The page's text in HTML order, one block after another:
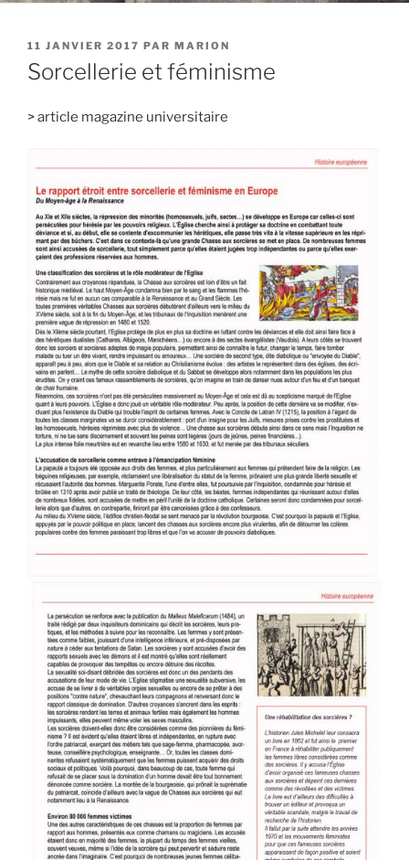
PUBLIÉ
LE
11 JANVIER 2017 PAR MARION
Sorcellerie et féminisme
> article magazine universitaire